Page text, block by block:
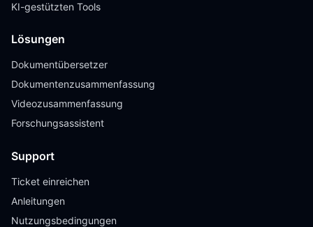
KI-gestützten Tools
Lösungen
Dokumentübersetzer
Dokumentenzusammenfassung
Videozusammenfassung
Forschungsassistent
Support
Ticket einreichen
Anleitungen
Nutzungsbedingungen